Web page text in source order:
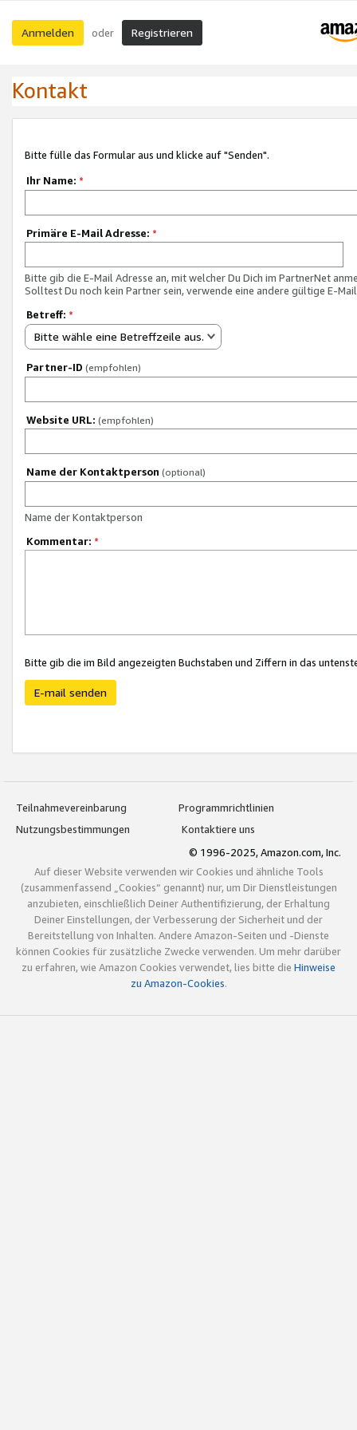
Anmelden oder Registrieren
Kontakt
Bitte fülle das Formular aus und klicke auf "Senden".
Ihr Name: *
Primäre E-Mail Adresse: *
Bitte gib die E-Mail Adresse an, mit welcher Du Dich im PartnerNet
Solltest Du noch kein Partner sein, verwende eine andere gültige E-
Betreff: *
Bitte wähle eine Betreffzeile aus.
Partner-ID (empfohlen)
Website URL: (empfohlen)
Name der Kontaktperson (optional)
Name der Kontaktperson
Kommentar: *
Bitte gib die im Bild angezeigten Buchstaben und Ziffern in das
E-mail senden
Teilnahmevereinbarung
Programmrichtlinien
Nutzungsbestimmungen
Kontaktiere uns
© 1996-2025, Amazon.com, Inc.
Auf dieser Website verwenden wir Cookies und ähnliche Tools
(zusammenfassend „Cookies“ genannt) nur, um Dir Dienstleistungen
anzubieten, einschließlich Deiner Authentifizierung, der Erhaltung
Deiner Einstellungen, der Verbesserung der Sicherheit und der
Bereitstellung von Inhalten. Andere Amazon-Seiten und -Dienste
können Cookies für zusätzliche Zwecke verwenden. Um mehr darüber
zu erfahren, wie Amazon Cookies verwendet, lies bitte die Hinweise
zu Amazon-Cookies.